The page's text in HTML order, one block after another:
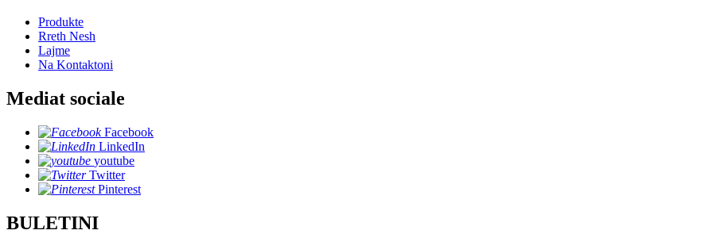
Produkte
Rreth Nesh
Lajme
Na Kontaktoni
Mediat sociale
Facebook
LinkedIn
youtube
Twitter
Pinterest
BULETINI